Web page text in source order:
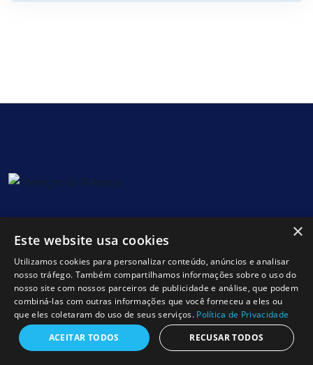
tubagens com epóxi, oferecendo soluções duradouras e
sem necessidade de obras. Trabalhamos com tecnologia
de ponta para restaurar canalizações de água e esgoto
em edifícios residenciais, comerciais e industriais,
garantindo qualidade, rapidez e confiança.
×
Este website usa cookies
Utilizamos cookies para personalizar conteúdo, anúncios e analisar
nosso tráfego. Também compartilhamos informações sobre o uso do
nosso site com nossos parceiros de publicidade e análise, que podem
combiná-las com outras informações que você forneceu a eles ou
que eles coletaram do uso de seus serviços. Política de Privacidade
ACEITAR TODOS
RECUSAR TODOS